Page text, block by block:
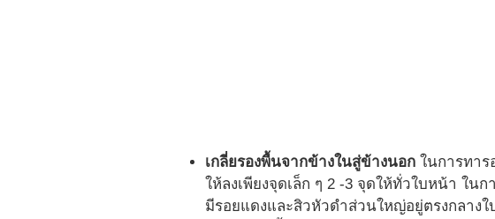
เกลี่ยรองพื้นจากข้างในสู่ข้างนอกในการทาร
ให้ลงเพียงจุดเล็ก ๆ 2 -3 จุดให้ทั่วใบหน้า ใน
มีรอยแดงและสิวหัวดำส่วนใหญ่อยู่ตรงกลาง